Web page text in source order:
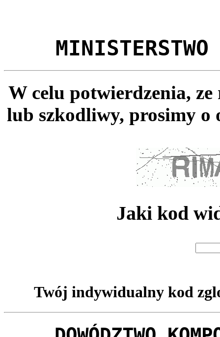
MINISTERSTWO
W celu potwierdzenia,
lub szkodliwy, prosimy o
Jaki kod
Twój indywidualny kod